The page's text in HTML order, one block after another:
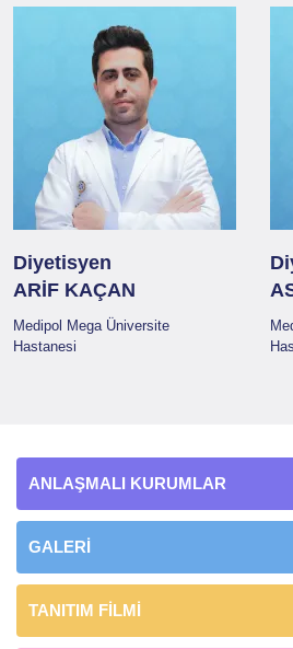
Diyetisyen
ARİF KAÇAN
Medipol Mega Üniversite
Hastanesi
ANLAŞMALI KURUMLAR
GALERİ
TANITIM FİLMİ